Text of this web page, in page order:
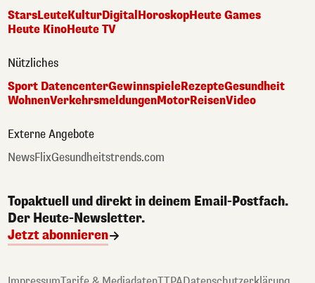
StarsLeuteKulturDigital HoroskopHeute Games
Heute KinoHeute TV
Nützliches
Sport DatencenterGewinnspieleRezepteGesundheit
WohnenVerkehrsmeldungenMotorReisenVideo
Externe Angebote
NewsFlixGesundheitstrends.com
Topaktuell und direkt in deinem Email-Postfach.
Der Heute-Newsletter.
Jetzt abonnieren